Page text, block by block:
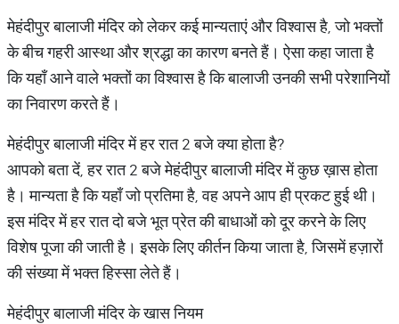
मेहंदीपुर बालाजी मंदिर को लेकर कई मान्यताएं और विश्वास है, जो भक्तों
के बीच गहरी आस्था और श्रद्धा का कारण बनते हैं। ऐसा कहा जाता है
कि यहाँ आने वाले भक्तों का विश्वास है कि बालाजी उनकी सभी परेशानियों
का निवारण करते हैं।
मेहंदीपुर बालाजी मंदिर में हर रात 2 बजे क्या होता है?
आपको बता दें, हर रात 2 बजे मेहंदीपुर बालाजी मंदिर में कुछ ख़ास होता
है। मान्यता है कि यहाँ जो प्रतिमा है, वह अपने आप ही प्रकट हुई थी।
इस मंदिर में हर रात दो बजे भूत प्रेत की बाधाओं को दूर करने के लिए
विशेष पूजा की जाती है। इसके लिए कीर्तन किया जाता है, जिसमें हज़ारों
की संख्या में भक्त हिस्सा लेते हैं।
मेहंदीपुर बालाजी मंदिर के खास नियम